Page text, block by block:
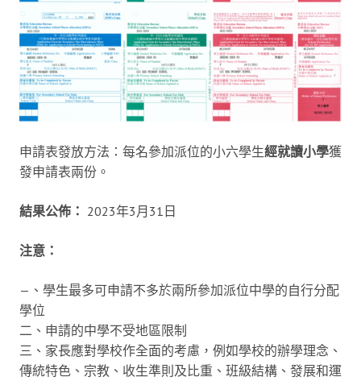
申請表發放方法：每名參加派位的小六學生經就讀小學獲
發申請表兩份。
結果公佈： 2023年3月31日
注意：
—、學生最多可申請不多於兩所參加派位中學的自行分配
學位
二、申請的中學不受地區限制
三、家長應對學校作全面的考慮，例如學校的辦學理念、
傳統特色、宗教、收生準則及比重、班級結構、發展和運